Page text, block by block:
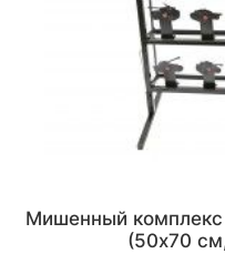
Мишенный
(50x70